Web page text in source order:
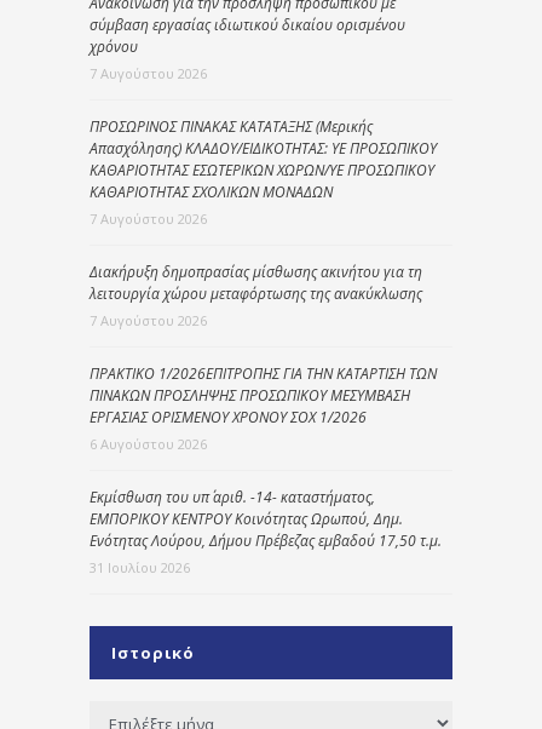
σύμβαση εργασίας ιδιωτικού δικαίου ορισμένου
χρόνου
7 Αυγούστου 2026
ΠΡΟΣΩΡΙΝΟΣ ΠΙΝΑΚΑΣ ΚΑΤΑΤΑΞΗΣ (Μερικής
Απασχόλησης) ΚΛΑΔΟΥ/ΕΙΔΙΚΟΤΗΤΑΣ: ΥΕ ΠΡΟΣΩΠΙΚΟΥ
ΚΑΘΑΡΙΟΤΗΤΑΣ ΕΣΩΤΕΡΙΚΩΝ ΧΩΡΩΝ/ΥΕ ΠΡΟΣΩΠΙΚΟΥ
ΚΑΘΑΡΙΟΤΗΤΑΣ ΣΧΟΛΙΚΩΝ ΜΟΝΑΔΩΝ
7 Αυγούστου 2026
Διακήρυξη δημοπρασίας μίσθωσης ακινήτου για τη
λειτουργία χώρου μεταφόρτωσης της ανακύκλωσης
7 Αυγούστου 2026
ΠΡΑΚΤΙΚΟ 1/2026ΕΠΙΤΡΟΠΗΣ ΓΙΑ ΤΗΝ ΚΑΤΑΡΤΙΣΗ ΤΩΝ
ΠΙΝΑΚΩΝ ΠΡΟΣΛΗΨΗΣ ΠΡΟΣΩΠΙΚΟΥ ΜΕΣΥΜΒΑΣΗ
ΕΡΓΑΣΙΑΣ ΟΡΙΣΜΕΝΟΥ ΧΡΟΝΟΥ ΣΟΧ 1/2026
6 Αυγούστου 2026
Εκμίσθωση του υπ΄ αριθ. -14- καταστήματος,
ΕΜΠΟΡΙΚΟΥ ΚΕΝΤΡΟΥ Κοινότητας Ωρωπού, Δημ.
Ενότητας Λούρου, Δήμου Πρέβεζας εμβαδού 17,50 τ.μ.
31 Ιουλίου 2026
Ιστορικό
Ιστορικό